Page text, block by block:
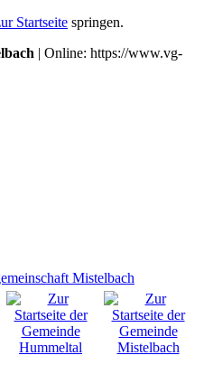
Startseite springen.
| Online: https://www.vg-